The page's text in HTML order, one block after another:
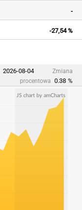
-
-27,54 %
2026-08-04
Zmiana
procentowa 0.38 %
JS chart by amCharts